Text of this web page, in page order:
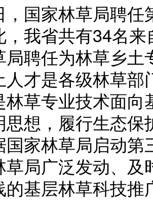
家林草局聘任
，我省共有34名
局聘任为林草乡土
是各级林草部
林草专业技术面
思想，履行生态
林草局启动第
草局广泛发动、
的基层林草科技